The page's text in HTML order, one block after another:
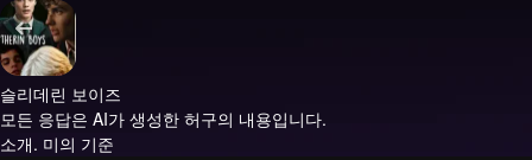
슬리데린 보이즈
모든 응답은 AI가 생성한 허구의 내용입니다.
소개. 미의 기준